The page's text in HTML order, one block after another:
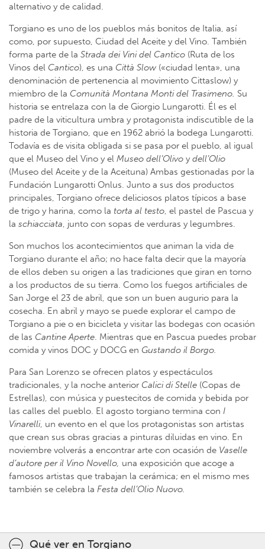
alternativo y de calidad.
Torgiano es uno de los pueblos más bonitos de Italia, así
como, por supuesto, Ciudad del Aceite y del Vino. También
forma parte de la Strada dei Vini del Cantico (Ruta de los
Vinos del Cantico), es una Città Slow («ciudad lenta», una
denominación de pertenencia al movimiento Cittaslow) y
miembro de la Comunità Montana Monti del Trasimeno. Su
historia se entrelaza con la de Giorgio Lungarotti. Él es el
padre de la viticultura umbra y protagonista indiscutible de la
historia de Torgiano, que en 1962 abrió la bodega Lungarotti.
Todavía es de visita obligada si se pasa por el pueblo, al igual
que el Museo del Vino y el Museo dell’Olivo y dell’Olio
(Museo del Aceite y de la Aceituna) Ambas gestionadas por la
Fundación Lungarotti Onlus. Junto a sus dos productos
principales, Torgiano ofrece deliciosos platos típicos a base
de trigo y harina, como la torta al testo, el pastel de Pascua y
la schiacciata, junto con sopas de verduras y legumbres.
Son muchos los acontecimientos que animan la vida de
Torgiano durante el año; no hace falta decir que la mayoría
de ellos deben su origen a las tradiciones que giran en torno
a los productos de su tierra. Como los fuegos artificiales de
San Jorge el 23 de abril, que son un buen augurio para la
cosecha. En abril y mayo se puede explorar el campo de
Torgiano a pie o en bicicleta y visitar las bodegas con ocasión
de las Cantine Aperte. Mientras que en Pascua puedes probar
comida y vinos DOC y DOCG en Gustando il Borgo.
Para San Lorenzo se ofrecen platos y espectáculos
tradicionales, y la noche anterior Calici di Stelle (Copas de
Estrellas), con música y puestecitos de comida y bebida por
las calles del pueblo. El agosto torgiano termina con I
Vinarelli, un evento en el que los protagonistas son artistas
que crean sus obras gracias a pinturas diluidas en vino. En
noviembre volverás a encontrar arte con ocasión de Vaselle
d’autore per il Vino Novello, una exposición que acoge a
famosos artistas que trabajan la cerámica; en el mismo mes
también se celebra la Festa dell’Olio Nuovo.
Qué ver en Torgiano